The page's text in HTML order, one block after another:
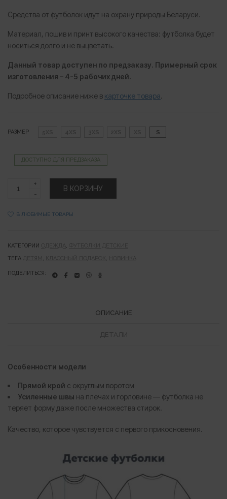
Средства от футболок идут на охрану природы Беларуси.
Материал, пошив и принт высокого качества: футболка будет
носиться долго и не выцветать.
Данный товар доступен по предзаказу. Примерный срок
изготовления – 4-5 рабочих дней.
Подробное описание ниже в карточке товара.
РАЗМЕР S
ДОСТУПНО ДЛЯ ПРЕДЗАКАЗА
Футболка
белая
S,
количество
В КОРЗИНУ
В ЛЮБИМЫЕ ТОВАРЫ
КАТЕГОРИИ ОДЕЖДА ,
ФУТБОЛКИ ДЕТСКИЕ
ТЕГА ДЕТЯМ , КЛАССНЫЙ ПОДАРОК , НОВИНКА
ПОДЕЛИТЬСЯ:
ОПИСАНИЕ
ДЕТАЛИ
Особенности модели
Прямой крой с округлым воротом
Усиленные швы на плечах и горловине — футболка не
теряет форму даже после множества стирок.
Качество, которое чувствуется с первого прикосновения.